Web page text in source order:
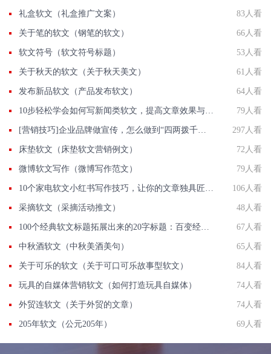
礼盒软文（礼盒推广文案） 83人看
关于笔的软文（钢笔的软文） 66人看
软文符号（软文符号标题） 53人看
关于秋天的软文（关于秋天美文） 61人看
发布新品软文（产品发布软文） 64人看
10步轻松学会如何写新闻类软文，提高文章效果与转化率 79人看
[营销技巧]企业品牌做宣传，怎么做到“四两拨千斤”的效果？ 297人看
床垫软文（床垫软文营销例文） 72人看
微博软文写作（微博写作范文） 79人看
10个家电软文小红书写作技巧，让你的文章独具匠心！ 106人看
采摘软文（采摘活动推文） 48人看
100个经典软文标题拓展出来的20字标题：百变经典软文标题汇总——100个软文标题大放送！ 67人看
中秋酒软文（中秋美酒美句） 65人看
关于可乐的软文（关于可口可乐故事型软文） 84人看
玩具的自媒体营销软文（如何打造玩具自媒体） 74人看
外贸连软文（关于外贸的文章） 74人看
205年软文（公元205年） 69人看